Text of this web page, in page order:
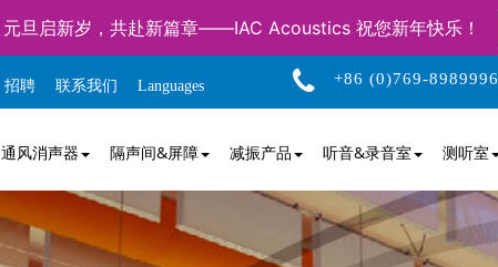
元旦启新岁，共赴新篇章——IAC Acoustics 祝您新年快乐！
招聘 联系我们 Languages +86 (0)769-
通风消声器 隔声间&屏障 减振产品 听音&录音室 测听室